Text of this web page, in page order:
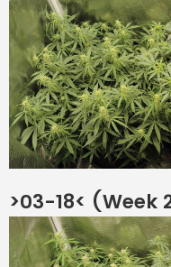
>03-18< (Week